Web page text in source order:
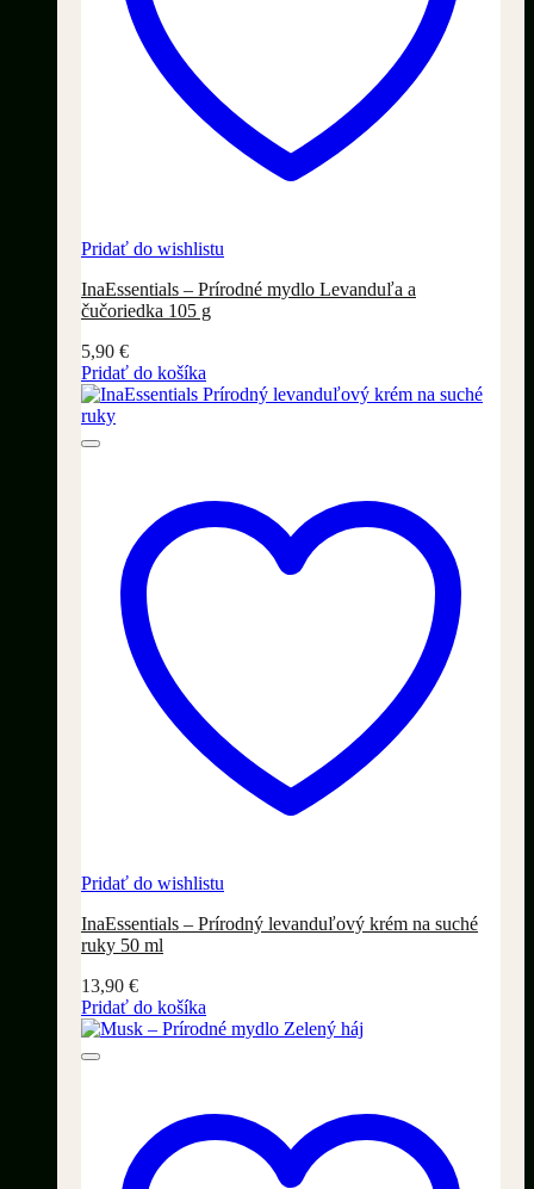
Pridať do wishlistu
InaEssentials – Prírodné mydlo Levanduľa a
čučoriedka 105 g
5,90 €
Pridať do košíka
Pridať do wishlistu
InaEssentials – Prírodný levanduľový krém na suché
ruky 50 ml
13,90 €
Pridať do košíka